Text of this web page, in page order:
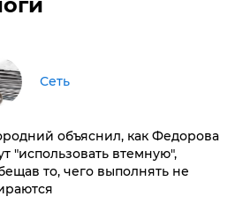
Сеть
объяснил, как Федорова
"использовать втемную",
то, чего выполнять не